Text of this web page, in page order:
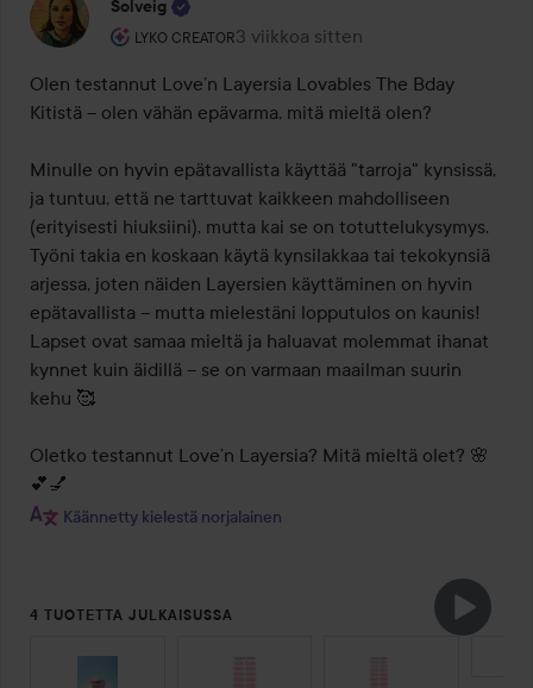
Solveig
LYKO CREATOR
Käyttäjän rooli: Lyko Creator.
3 viikkoa sitten
Viesti luotiin 3 viikkoa sitten
Olen testannut Love’n Layersia Lovables The Bday
Kitistä – olen vähän epävarma, mitä mieltä olen?
Minulle on hyvin epätavallista käyttää "tarroja" kynsissä,
ja tuntuu, että ne tarttuvat kaikkeen mahdolliseen
(erityisesti hiuksiini), mutta kai se on totuttelukysymys.
Työni takia en koskaan käytä kynsilakkaa tai tekokynsiä
arjessa, joten näiden Layersien käyttäminen on hyvin
epätavallista – mutta mielestäni lopputulos on kaunis!
Lapset ovat samaa mieltä ja haluavat molemmat ihanat
kynnet kuin äidillä – se on varmaan maailman suurin
kehu 🥰
Oletko testannut Love’n Layersia? Mitä mieltä olet? 🌸
💕💅
Käännetty kielestä norjalainen
4 TUOTETTA JULKAISUSSA